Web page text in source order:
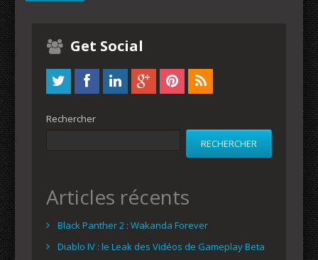
Get Social
Rechercher
RECHERCHER
Articles récents
Black Panther 2 : Wakanda Forever
Diablo IV : le Leak des Vidéos de Gameplay Beta